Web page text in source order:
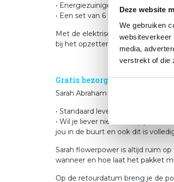
Deze website
We gebruiken
websiteverkeer
media,
verstrekt of die
• Energiezuinige maar krachtige
• Een set van 6 grondpennen en
Met de elektrische blower heb je
bij het opzetten natuurlijk wel
Gratis bezorging en retour
Sarah Abraham Express biedt als
• Standaard leveren we Sarah
• Wil je liever niet thuis op je
jou in de buurt en ook dit is
Sarah flowerpower is altijd ruim
wanneer en hoe laat het pakket
Op de retourdatum breng je de